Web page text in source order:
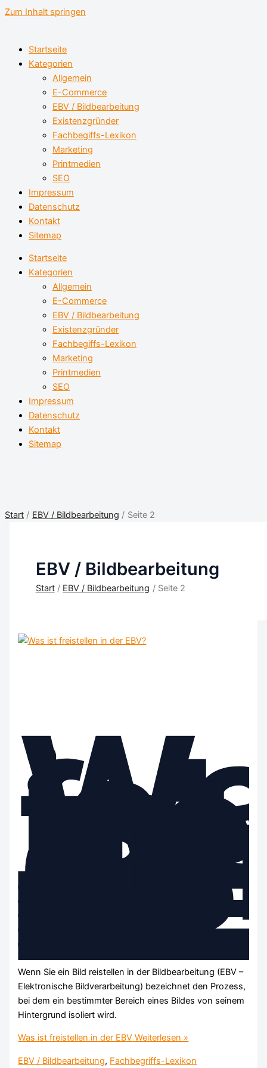
Zum Inhalt springen
Startseite
Kategorien
Allgemein
E-Commerce
EBV / Bildbearbeitung
Existenzgründer
Fachbegiffs-Lexikon
Marketing
Printmedien
SEO
Impressum
Datenschutz
Kontakt
Sitemap
Startseite
Kategorien
Allgemein
E-Commerce
EBV / Bildbearbeitung
Existenzgründer
Fachbegiffs-Lexikon
Marketing
Printmedien
SEO
Impressum
Datenschutz
Kontakt
Sitemap
Start EBV / Bildbearbeitung Seite 2
EBV / Bildbearbeitung
Start EBV / Bildbearbeitung Seite 2
ist
in
Wenn Sie ein Bild reistellen in der Bildbearbeitung (EBV –
Elektronische Bildverarbeitung) bezeichnet den Prozess,
bei dem ein bestimmter Bereich eines Bildes von seinem
Hintergrund isoliert wird.
Was ist freistellen in der EBV Weiterlesen »
EBV / Bildbearbeitung, Fachbegriffs-Lexikon